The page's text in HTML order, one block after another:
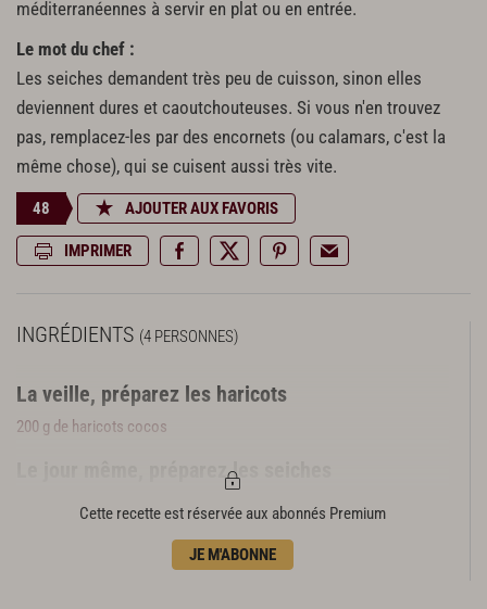
méditerranéennes à servir en plat ou en entrée.
Le mot du chef :
Les seiches demandent très peu de cuisson, sinon elles
deviennent dures et caoutchouteuses. Si vous n'en trouvez
pas, remplacez-les par des encornets (ou calamars, c'est la
même chose), qui se cuisent aussi très vite.
48 AJOUTER AUX FAVORIS
IMPRIMER
INGRÉDIENTS (4 PERSONNES)
La veille, préparez les haricots
200 g de haricots cocos
Le jour même, préparez les seiches
2 seiches (500 g environ)
Cette recette est réservée aux abonnés Premium
JE M'ABONNE